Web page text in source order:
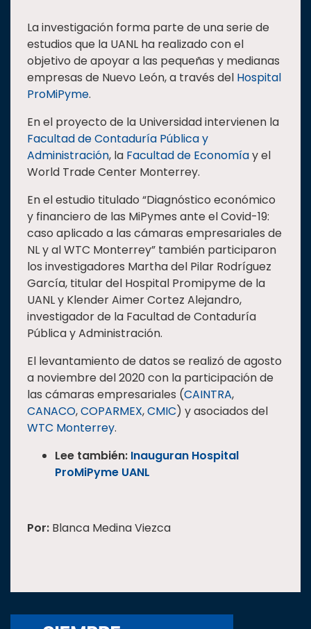
La investigación forma parte de una serie de
estudios que la UANL ha realizado con el
objetivo de apoyar a las pequeñas y medianas
empresas de Nuevo León, a través del Hospital
ProMiPyme.
En el proyecto de la Universidad intervienen la
Facultad de Contaduría Pública y
Administración, la Facultad de Economíay el
World Trade Center Monterrey.
En el estudio titulado “Diagnóstico económico
y financiero de las MiPymes ante el Covid-19:
caso aplicado a las cámaras empresariales de
NL y al WTC Monterrey” también participaron
los investigadores Martha del Pilar Rodríguez
García, titular del Hospital Promipyme de la
UANL y Klender Aimer Cortez Alejandro,
investigador de la Facultad de Contaduría
Pública y Administración.
El levantamiento de datos se realizó de agosto
a noviembre del 2020 con la participación de
las cámaras empresariales (CAINTRA,
CANACO,COPARMEX,CMIC) y asociados del
WTC Monterrey.
Lee también: Inauguran Hospital
ProMiPyme UANL
Por: Blanca Medina Viezca